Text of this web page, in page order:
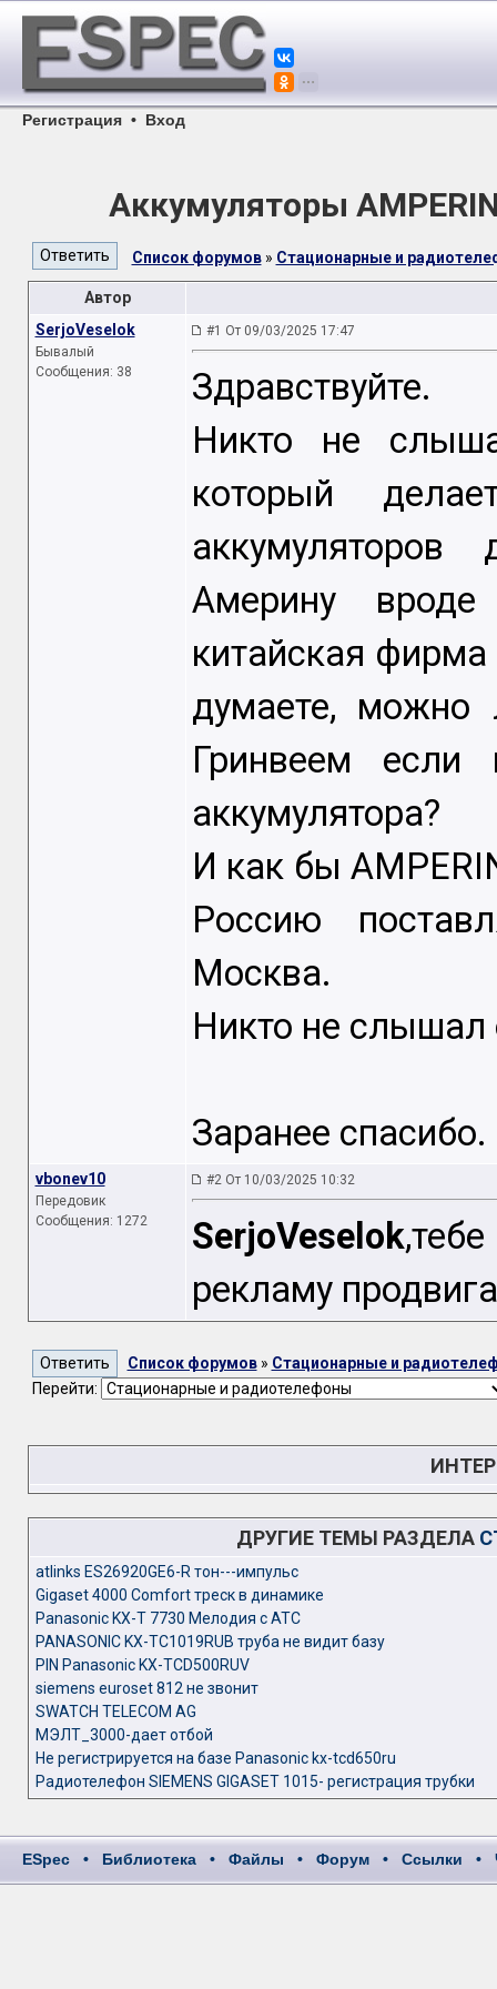
Регистрация • Вход
Аккумуляторы AMPERIN
Список форумов» Стационарные и
Автор
SerjoVeselok
Бывалый
Сообщения: 38
#1 От 09/03/2025 17:47
Здравствуйте.
Никто не
который
Америну
китайская фирма
думаете,
Гринвеем если
аккумулятора?
И как бы
Россию
Москва.
Никто не слышал
Заранее спасибо.
vbonev10
Передовик
Сообщения: 1272
#2 От 10/03/2025 10:32
SerjoVeselok
рекламу
Список форумов» Стационарные и
Перейти:
ДРУГИЕ ТЕМЫ РАЗДЕЛА
atlinks ES26920GE6-R тон---импульс
Gigaset 4000 Comfort треск в динамике
Panasonic KX-T 7730 Мелодия с АТС
PANASONIC KX-TC1019RUB труба не видит базу
PIN Panasonic KX-TCD500RUV
siemens euroset 812 не звонит
SWATCH TELECOM AG
МЭЛТ_3000-дает отбой
Не регистрируется на базе Panasonic kx-tcd650ru
Радиотелефон SIEMENS GIGASET 1015- регистрация трубки
ESpec • Библиотека • Файлы • Форум • Ссылки •